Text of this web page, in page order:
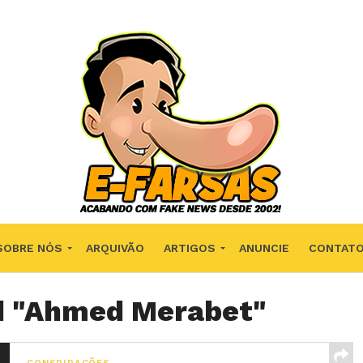
NÓS ARQUIVÃO ARTIGOS ANUNCIE CONTATO
"Ahmed Merabet"